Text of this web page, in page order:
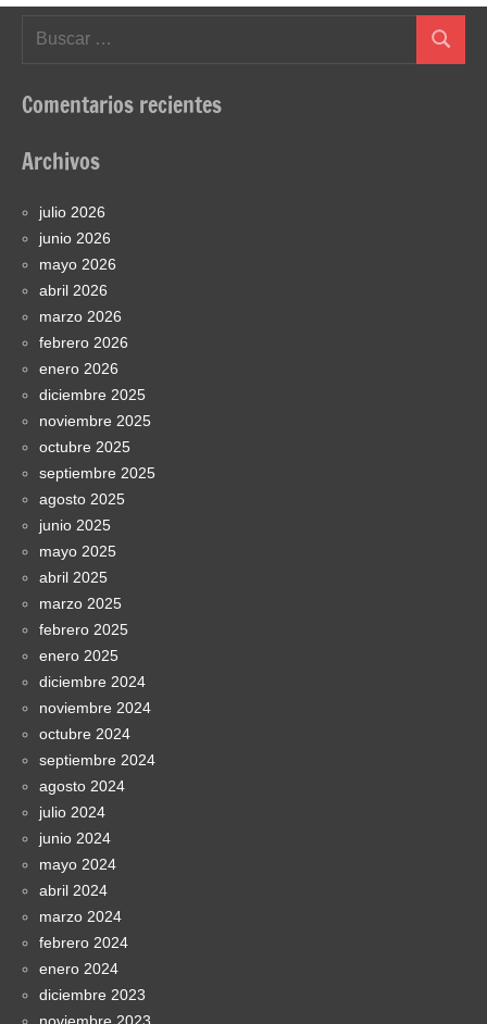
Buscar
Comentarios recientes
Archivos
julio 2026
junio 2026
mayo 2026
abril 2026
marzo 2026
febrero 2026
enero 2026
diciembre 2025
noviembre 2025
octubre 2025
septiembre 2025
agosto 2025
junio 2025
mayo 2025
abril 2025
marzo 2025
febrero 2025
enero 2025
diciembre 2024
noviembre 2024
octubre 2024
septiembre 2024
agosto 2024
julio 2024
junio 2024
mayo 2024
abril 2024
marzo 2024
febrero 2024
enero 2024
diciembre 2023